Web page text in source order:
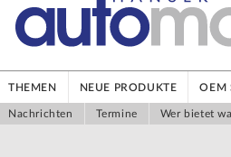
THEMEN NEUE PRODUKTE OEM
Nachrichten Termine Wer bietet